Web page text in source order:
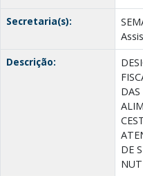
Secretaria(s):
Descrição:
DAS
DE